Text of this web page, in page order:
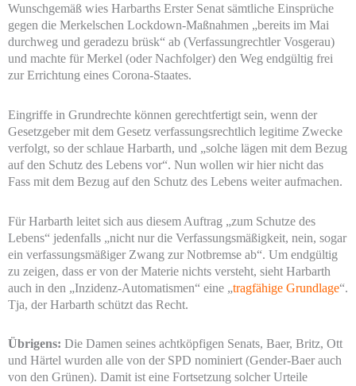
Wunschgemäß wies Harbarths Erster Senat sämtliche Einsprüche
gegen die Merkelschen Lockdown-Maßnahmen „bereits im Mai
durchweg und geradezu brüsk“ ab (Verfassungrechtler Vosgerau)
und machte für Merkel (oder Nachfolger) den Weg endgültig frei
zur Errichtung eines Corona-Staates.
Eingriffe in Grundrechte können gerechtfertigt sein, wenn der
Gesetzgeber mit dem Gesetz verfassungsrechtlich legitime Zwecke
verfolgt, so der schlaue Harbarth, und „solche lägen mit dem Bezug
auf den Schutz des Lebens vor“. Nun wollen wir hier nicht das
Fass mit dem Bezug auf den Schutz des Lebens weiter aufmachen.
Für Harbarth leitet sich aus diesem Auftrag „zum Schutze des
Lebens“ jedenfalls „nicht nur die Verfassungsmäßigkeit, nein, sogar
ein verfassungsmäßiger Zwang zur Notbremse ab“. Um endgültig
zu zeigen, dass er von der Materie nichts versteht, sieht Harbarth
auch in den „Inzidenz-Automatismen“ eine „tragfähige Grundlage“.
Tja, der Harbarth schützt das Recht.
Übrigens: Die Damen seines achtköpfigen Senats, Baer, Britz, Ott
und Härtel wurden alle von der SPD nominiert (Gender-Baer auch
von den Grünen). Damit ist eine Fortsetzung solcher Urteile